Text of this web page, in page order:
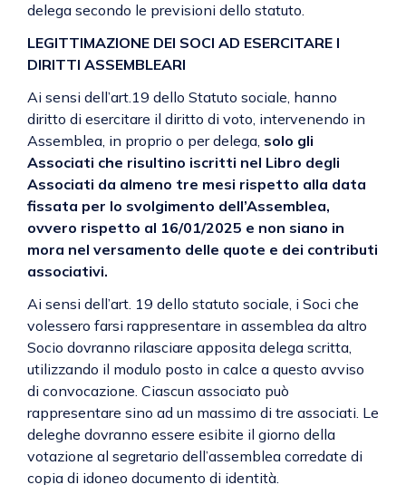
delega secondo le previsioni dello statuto.
LEGITTIMAZIONE DEI SOCI AD ESERCITARE I
DIRITTI ASSEMBLEARI
Ai sensi dell’art.19 dello Statuto sociale, hanno
diritto di esercitare il diritto di voto, intervenendo in
Assemblea, in proprio o per delega, solo gli
Associati che risultino iscritti nel Libro degli
Associati da almeno tre mesi rispetto alla data
fissata per lo svolgimento dell’Assemblea,
ovvero rispetto al 16/01/2025 e non siano in
mora nel versamento delle quote e dei contributi
associativi.
Ai sensi dell’art. 19 dello statuto sociale, i Soci che
volessero farsi rappresentare in assemblea da altro
Socio dovranno rilasciare apposita delega scritta,
utilizzando il modulo posto in calce a questo avviso
di convocazione. Ciascun associato può
rappresentare sino ad un massimo di tre associati. Le
deleghe dovranno essere esibite il giorno della
votazione al segretario dell’assemblea corredate di
copia di idoneo documento di identità.